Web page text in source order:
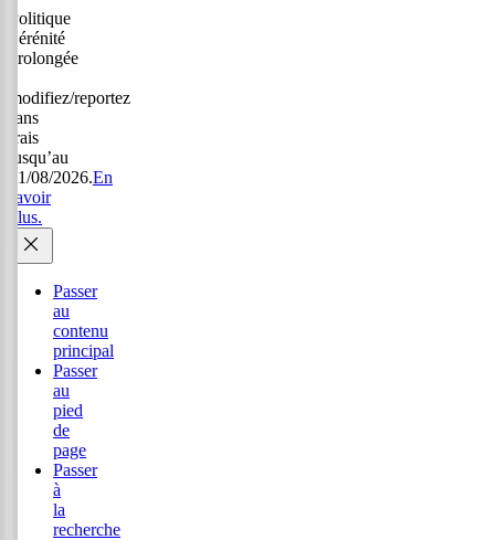
Politique
Sérénité
prolongée
modifiez/reportez
sans
frais
jusqu’au
31/08/2026.En
savoir
plus.
Passer
au
contenu
principal
Passer
au
pied
de
page
Passer
à
la
recherche